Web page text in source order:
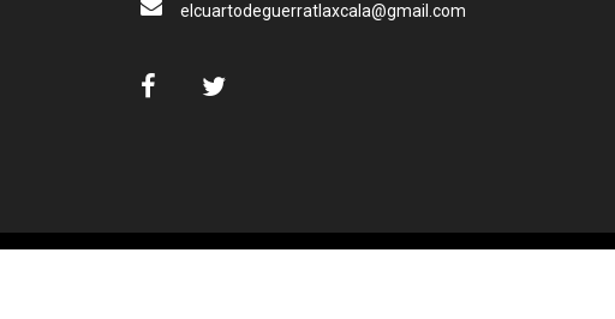
elcuartodeguerratlaxcala@gmail.com